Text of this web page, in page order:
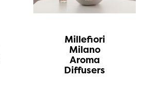
Millefiori
Milano
Aroma
Diffusers